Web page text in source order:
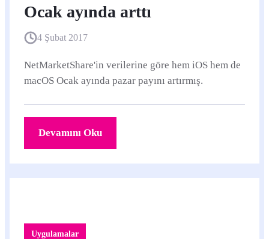
Ocak ayında arttı
4 Şubat 2017
NetMarketShare'in verilerine göre hem iOS hem de
macOS Ocak ayında pazar payını artırmış.
Devamını Oku
Uygulamalar